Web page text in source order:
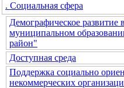
. Социальная сфера
Демографическое развитие в
муниципальном
район"
Доступная среда
Поддержка социально
некоммерческих